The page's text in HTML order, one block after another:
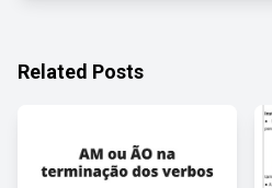
Related Posts